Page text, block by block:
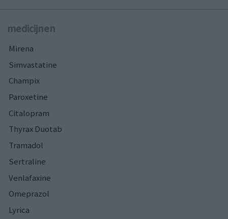
medicijnen
Mirena
Simvastatine
Champix
Paroxetine
Citalopram
Thyrax Duotab
Tramadol
Sertraline
Venlafaxine
Omeprazol
Lyrica